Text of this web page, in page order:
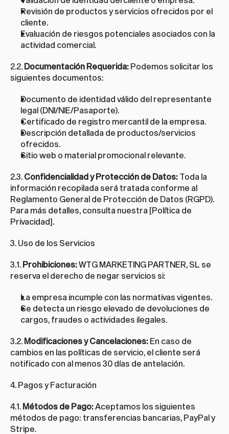
Revisión de productos y servicios ofrecidos por el
cliente.
Evaluación de riesgos potenciales asociados con la
actividad comercial.
2.2. Documentación Requerida: Podemos solicitar los
siguientes documentos:
Documento de identidad válido del representante
legal (DNI/NIE/Pasaporte).
Certificado de registro mercantil de la empresa.
Descripción detallada de productos/servicios
ofrecidos.
Sitio web o material promocional relevante.
2.3. Confidencialidad y Protección de Datos: Toda la
información recopilada será tratada conforme al
Reglamento General de Protección de Datos (RGPD).
Para más detalles, consulta nuestra [Política de
Privacidad].
3. Uso de los Servicios
3.1. Prohibiciones: WTG MARKETING PARTNER, SL se
reserva el derecho de negar servicios si:
La empresa incumple con las normativas vigentes.
Se detecta un riesgo elevado de devoluciones de
cargos, fraudes o actividades ilegales.
3.2. Modificaciones y Cancelaciones: En caso de
cambios en las políticas de servicio, el cliente será
notificado con al menos 30 días de antelación.
4. Pagos y Facturación
4.1. Métodos de Pago: Aceptamos los siguientes
métodos de pago: transferencias bancarias, PayPal y
Stripe.